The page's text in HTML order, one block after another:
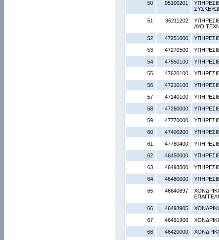
50
95100201
51
96211202
ΔΥΟ
52
47251000
53
47270500
54
47550100
55
47620100
56
47210100
57
47240100
58
47260000
59
47770000
60
47400200
61
47780400
62
46450000
63
46493500
64
46480000
65
46640897
66
46493905
67
46491906
68
46420000